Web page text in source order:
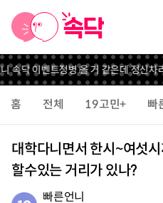
속닥 이벤트정병 올 거 같은데 정신차
홈 전체 19고민+ 빠
대학다니면서 한시~여섯
할수있는 거리가 있나?
빠른언니